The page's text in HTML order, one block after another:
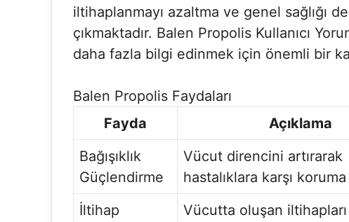
iltihaplanmayı azaltma ve genel sağlığı
çıkmaktadır. Balen Propolis Kullanıcı
daha fazla bilgi edinmek için önemli bir
Balen Propolis Faydaları
Fayda
Açıklama
Bağışıklık
Güçlendirme
Vücut direncini artırarak
hastalıklara karşı
İltihap
Vücutta oluşan